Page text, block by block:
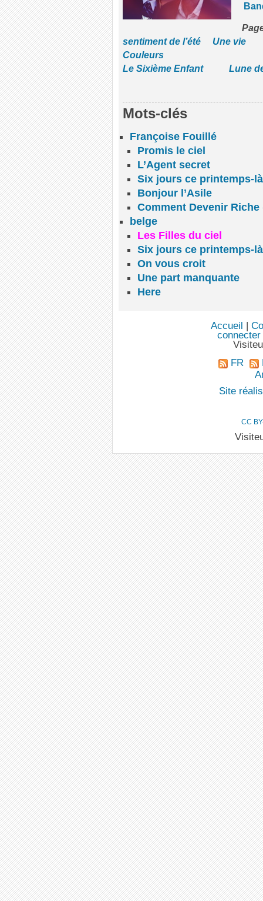
sentiment de l’été
Une vie
Couleurs
Le Sixième Enfant
Lune
Mots-clés
Françoise Fouillé
Promis le ciel
L’Agent secret
Six jours ce printemps-là
Bonjour l’Asile
Comment Devenir Riche
belge
Les Filles du ciel
Six jours ce printemps-là
On vous croit
Une part manquante
Here
Accueil
connecter
FR
Site
CC